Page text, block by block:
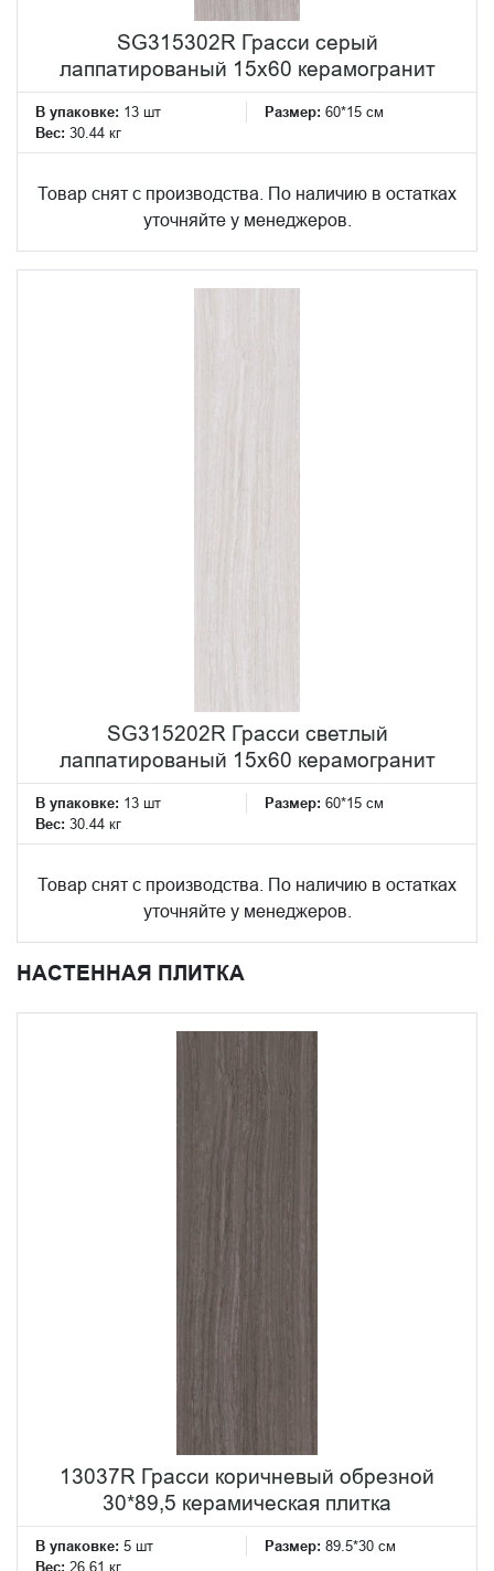
SG315302R Грасси серый
лаппатированый 15x60 керамогранит
В упаковке: 13 шт Размер: 60*15 см
Вес: 30.44 кг
Товар снят с производства. По наличию в остатках
уточняйте у менеджеров.
SG315202R Грасси светлый
лаппатированый 15x60 керамогранит
В упаковке: 13 шт Размер: 60*15 см
Вес: 30.44 кг
Товар снят с производства. По наличию в остатках
уточняйте у менеджеров.
НАСТЕННАЯ ПЛИТКА
13037R Грасси коричневый обрезной
30*89,5 керамическая плитка
В упаковке: 5 шт Размер: 89.5*30 см
Вес: 26.61 кг